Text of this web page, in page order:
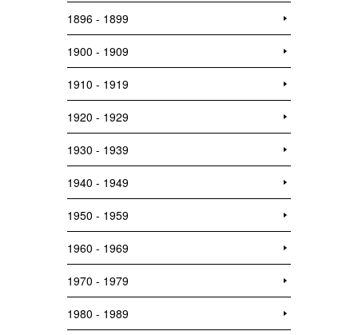
1896 - 1899
1900 - 1909
1910 - 1919
1920 - 1929
1930 - 1939
1940 - 1949
1950 - 1959
1960 - 1969
1970 - 1979
1980 - 1989